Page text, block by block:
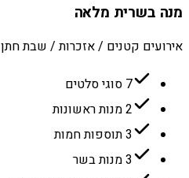
מנה בשרית מלאה
אירועים קטנים / אזכרות / שבת חתן
7 סוגי סלטים
2 מנות ראשונות
3 תוספות חמות
3 מנות בשר